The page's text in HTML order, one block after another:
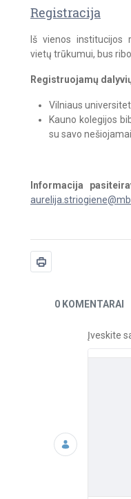
Registracija
Iš vienos institucijos
vietų trūkumui, bus
Registruojamų
Vilniaus
Kauno kolegijos
su savo
Informacija
Naujienos
0 KOMENTARAI
Įveskite